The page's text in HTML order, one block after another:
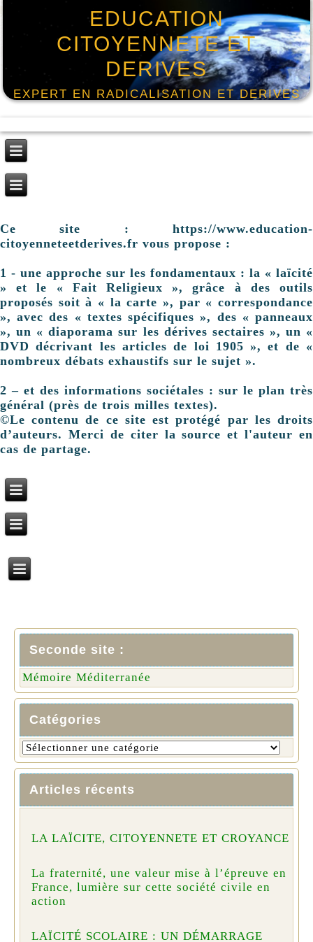
EDUCATION
CITOYENNETE ET
DERIVES
EXPERT EN RADICALISATION ET DERIVES
Ce site : https://www.education-
citoyenneteetderives.fr vous propose :
1 - une approche sur les fondamentaux : la « laïcité
» et le « Fait Religieux », grâce à des outils
proposés soit à « la carte », par « correspondance
», avec des « textes spécifiques », des « panneaux
», un « diaporama sur les dérives sectaires », un «
DVD décrivant les articles de loi 1905 », et de «
nombreux débats exhaustifs sur le sujet ».
2 – et des informations sociétales : sur le plan très
général (près de trois milles textes).
©Le contenu de ce site est protégé par les droits
d’auteurs. Merci de citer la source et l'auteur en
cas de partage.
Seconde site :
Mémoire Méditerranée
Catégories
Articles récents
LA LAÏCITE, CITOYENNETE ET CROYANCE
La fraternité, une valeur mise à l’épreuve en
France, lumière sur cette société civile en
action
LAÏCITÉ SCOLAIRE : UN DÉMARRAGE